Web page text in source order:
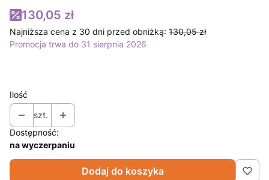
130,05 zł
Najniższa cena z 30 dni przed obniżką: 130,05 zł
Promocja trwa do 31 sierpnia 2026
Ilość
szt.
Dostępność:
na wyczerpaniu
Dodaj do koszyka